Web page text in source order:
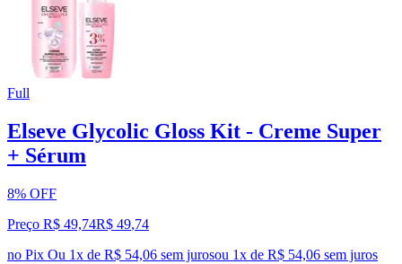
Full
Elseve Glycolic Gloss Kit - Creme Super
+ Sérum
8% OFF
Preço R$ 49,74R$ 49,74
no Pix Ou 1x de R$ 54,06 sem jurosou 1x de R$ 54,06 sem juros